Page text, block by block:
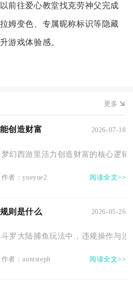
前往爱心教堂找克劳神父完成
姆变色、专属昵称标识等隐藏
游戏体验感。
更多
创造财富 2026-07-18
梦幻西游里活力创造财富的核心逻
作者：yueyue2 阅读全文>>
则是什么 2026-05-26
斗罗大陆捕鱼玩法中，违规操作与
作者：auntsteph 阅读全文>>